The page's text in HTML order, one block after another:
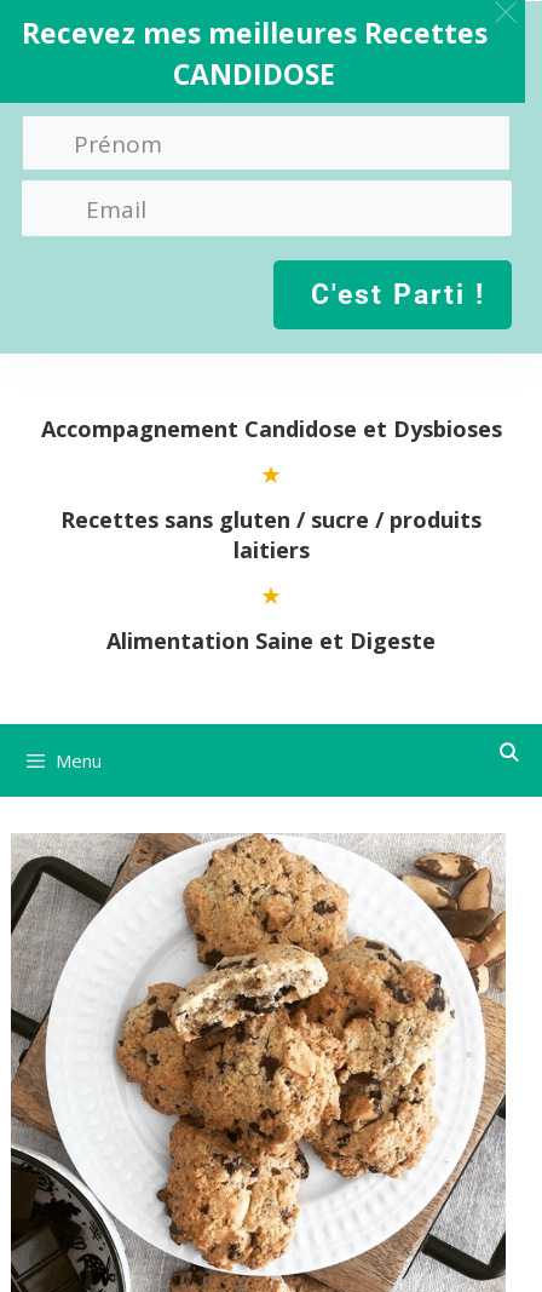
contenuAccompagnement Candidose et Dysbioses
Recettes sans gluten / sucre / produits
laitiers
Alimentation Saine et Digeste
Menu
Recevez mes meilleures Recettes
CANDIDOSE
C'est Parti !